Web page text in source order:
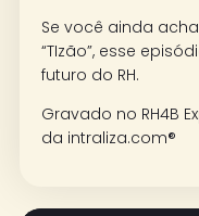
Se você ainda
“TIzão”, esse
futuro do RH.
Gravado no RH4B
da intraliza.com®